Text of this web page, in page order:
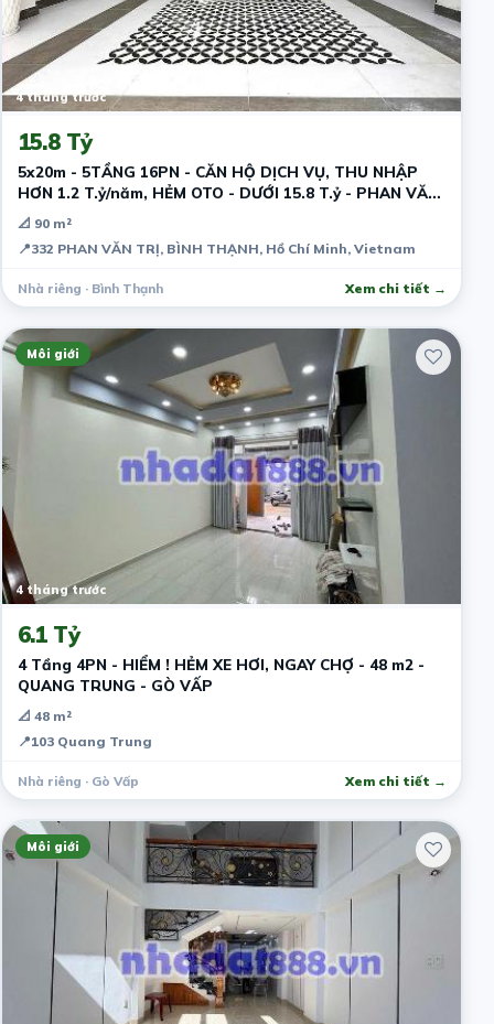
4 tháng trước
15.8 Tỷ
5x20m - 5TẦNG 16PN - CĂN HỘ DỊCH VỤ, THU NHẬP
HƠN 1.2 T.ỷ/năm, HẺM OTO - DƯỚI 15.8 T.ỷ - PHAN VĂN
TRỊ - BÌNH THẠNH
📐 90 m²
📍332 PHAN VĂN TRỊ, BÌNH THẠNH, Hồ Chí Minh, Vietnam
Nhà riêng · Bình Thạnh Xem chi tiết →
Môi giới
4 tháng trước
6.1 Tỷ
4 Tầng 4PN - HIỂM ! HẺM XE HƠI, NGAY CHỢ - 48 m2 -
QUANG TRUNG - GÒ VẤP
📐 48 m²
📍103 Quang Trung
Nhà riêng · Gò Vấp Xem chi tiết →
Môi giới